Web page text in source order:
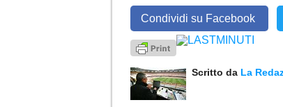
Condividi su Facebook
Scritto da La